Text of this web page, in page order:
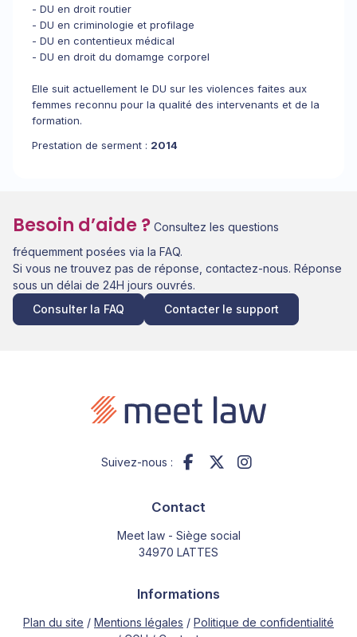
- DU en droit routier
- DU en criminologie et profilage
- DU en contentieux médical
- DU en droit du domamge corporel
Elle suit actuellement le DU sur les violences faites aux
femmes reconnu pour la qualité des intervenants et de la
formation.
Prestation de serment : 2014
Besoin d’aide ? Consultez les questions
fréquemment posées via la FAQ.
Si vous ne trouvez pas de réponse, contactez-nous. Réponse
sous un délai de 24H jours ouvrés.
Consulter la FAQ
Contacter le support
Suivez-nous :
Contact
Meet law - Siège social
34970 LATTES
Informations
Plan du site Mentions légales
Politique de confidentialité